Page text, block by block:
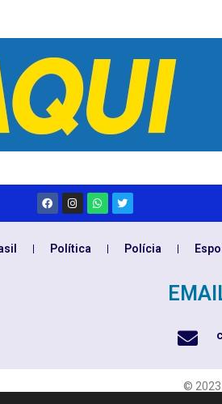
Política Polícia
© 2023